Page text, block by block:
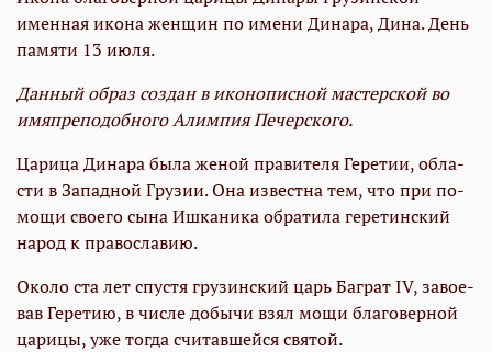
именная икона женщин по имени Динара, Дина. День
памяти 13 июля.
Данный образ создан в иконописной мастерской во
имяпреподобного Алимпия Печерского.
Ца­ри­ца Ди­на­ра бы­ла же­ной пра­ви­те­ля Ге­ре­тии, об­ла­
сти в За­пад­ной Гру­зии. Она из­вест­на тем, что при по­
мо­щи сво­е­го сы­на Иш­ка­ни­ка об­ра­ти­ла ге­ре­тин­ский
на­род к пра­во­сла­вию.
Око­ло ста лет спу­стя гру­зин­ский царь Баг­рат IV, за­во­е­
вав Ге­ре­тию, в чис­ле до­бы­чи взял мо­щи бла­го­вер­ной
ца­ри­цы, уже то­гда счи­тав­шей­ся свя­той.